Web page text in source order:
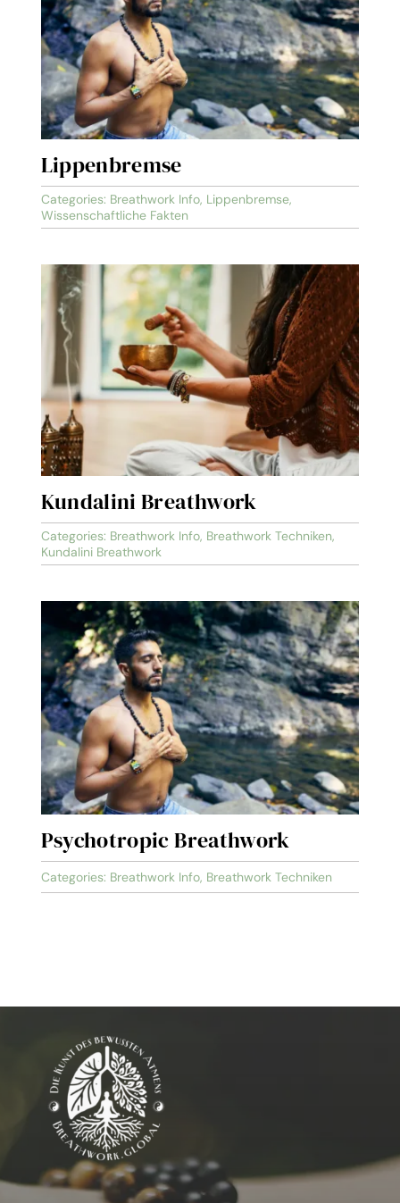
Lippenbremse
Categories: Breathwork Info, Lippenbremse,
Wissenschaftliche Fakten
Kundalini Breathwork
Categories: Breathwork Info, Breathwork Techniken,
Kundalini Breathwork
Psychotropic Breathwork
Categories: Breathwork Info, Breathwork Techniken